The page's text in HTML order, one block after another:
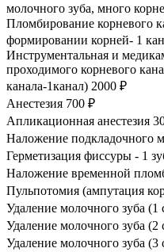
молочного зуба, много
Пломбирование корневого
формировании корней- 1
Инструментальная и
проходимого корневого
канала-1канал) 2000 ₽
Анестезия 700 ₽
Апликационная анестезия
Наложение подкладочного
Герметизация фиссуры - 1
Наложение временной
Пульпотомия (ампутация
Удаление молочного зуба (1
Удаление молочного зуба (2
Удаление молочного зуба (3